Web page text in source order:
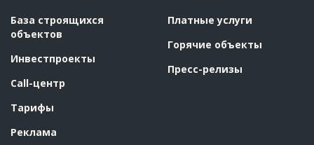
База строящихся
объектов
Инвестпроекты
Call-центр
Тарифы
Реклама
Платные услуги
Горячие объекты
Пресс-релизы